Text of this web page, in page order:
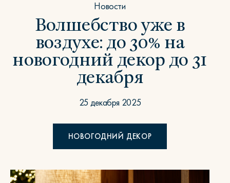
ПОПУЛЯРНЫЕ ЗАПРОСЫ
Диван Марсель
Новости
Волшебство уже в
воздухе: до 30% на
новогодний декор до 31
декабря
25 декабря 2025
НОВОГОДНИЙ ДЕКОР